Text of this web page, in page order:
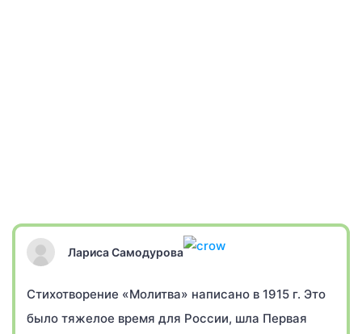
Лариса Самодурова
Стихотворение «Молитва» написано в 1915 г. Это
было тяжелое время для России, шла Первая